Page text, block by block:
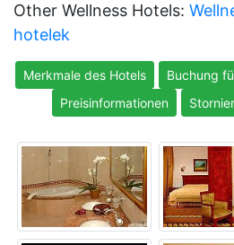
Other Wellness Hotels:
hotelek
Merkmale des Hotels Buchung
Preisinformationen